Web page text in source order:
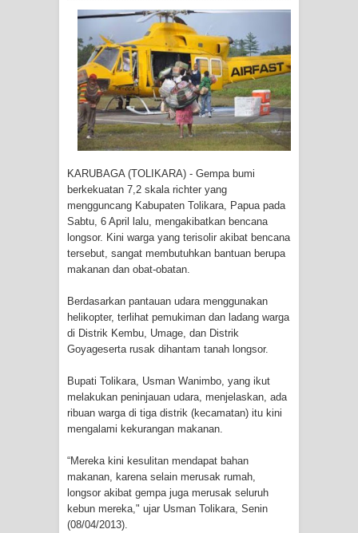
Tiga Personel Polresta Jayapura Kota
Jalani Sidang BP4R di Jayapura
Kapolresta Jayapura Kota
Mengapresiasi Antusiasme Warga
Saat Nonton Bareng Final Piala Dunia
2026 di Lapangan Karang PTC Entrop
Kebakaran Hanguskan Satu Rumah
di Kompleks Asrama Polisi Sorong
Cenderawasih di Ujung Barat Papua
Profil Lengkap Provinsi Papua, Bumi
Cenderawasih di Ujung Timur
Indonesia
Lima Rumah Pribadi Terbakar Di
KARUBAGA (TOLIKARA) - Gempa bumi
berkekuatan 7,2 skala richter yang
mengguncang Kabupaten Tolikara, Papua pada
Sabtu, 6 April lalu, mengakibatkan bencana
longsor. Kini warga yang terisolir akibat bencana
tersebut, sangat membutuhkan bantuan berupa
makanan dan obat-obatan.
Berdasarkan pantauan udara menggunakan
helikopter, terlihat pemukiman dan ladang warga
di Distrik Kembu, Umage, dan Distrik
Goyageserta rusak dihantam tanah longsor.
Bupati Tolikara, Usman Wanimbo, yang ikut
melakukan peninjauan udara, menjelaskan, ada
ribuan warga di tiga distrik (kecamatan) itu kini
mengalami kekurangan makanan.
“Mereka kini kesulitan mendapat bahan
makanan, karena selain merusak rumah,
longsor akibat gempa juga merusak seluruh
kebun mereka," ujar Usman Tolikara, Senin
(08/04/2013).